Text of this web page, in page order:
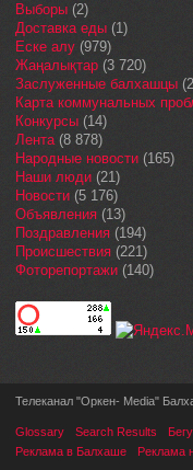
Выборы (2)
Доставка еды (1)
Еске алу (979)
Жаңалықтар (3 720)
Заслуженные балхашцы
Карта коммунальных
Конкурсы (14)
Лента(8 878)
Народные новости (165)
Наши люди (21)
Новости (5 176)
Объявления (13)
Поздравления (194)
Происшествия (221)
Фоторепортажи (140)
Телеканал "Оркен- Media"
Glossary Search Results
Реклама в Балхаше
Реклама